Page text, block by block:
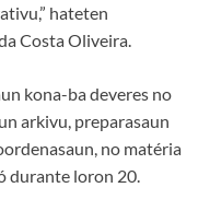
hateten
Costa Oliveira.
kona-ba deveres no
arkivu, preparasaun
no matéria
durante loron 20.